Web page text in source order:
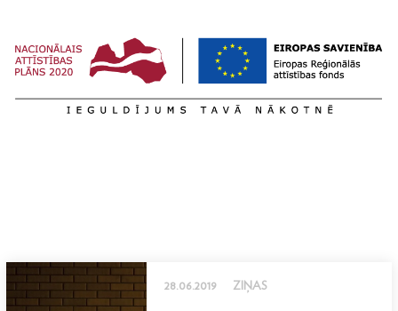
28.06.2019 ZIŅAS